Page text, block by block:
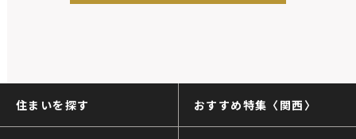
住まいを探す おすすめ特集〈関西〉